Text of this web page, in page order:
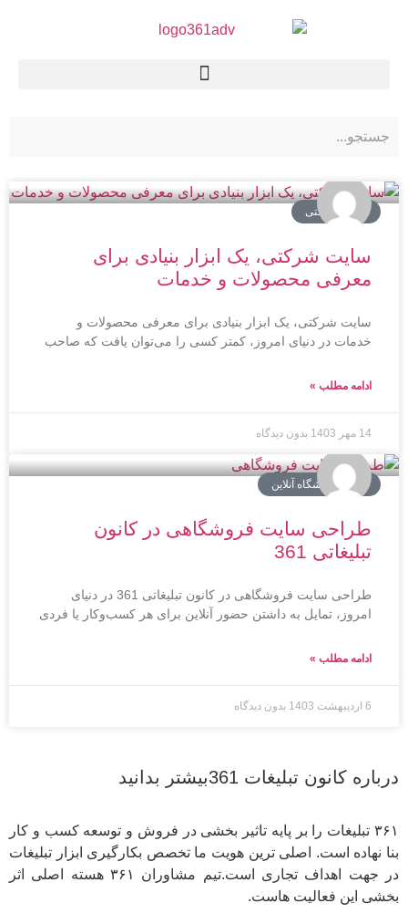
سایت شرکتی
سایت شرکتی، یک ابزار بنیادی برای
معرفی محصولات و خدمات
سایت شرکتی، یک ابزار بنیادی برای معرفی محصولات و
خدمات در دنیای امروز، کمتر کسی را می‌توان یافت که صاحب
ادامه مطلب »
14 مهر 1403 بدون دیدگاه
سایت فروشگاه آنلاین
طراحی سایت فروشگاهی در کانون
تبلیغاتی 361
طراحی سایت فروشگاهی در کانون تبلیغاتی 361 در دنیای
امروز، تمایل به داشتن حضور آنلاین برای هر کسب‌وکار یا فردی
ادامه مطلب »
6 اردیبهشت 1403 بدون دیدگاه
درباره کانون تبلیغات 361بیشتر بدانید
۳۶۱ تبلیغات را بر پایه تاثیر بخشی در فروش و توسعه کسب و کار
بنا نهاده است. اصلی ترین هویت ما تخصص بکارگیری ابزار تبلیغات
در جهت اهداف تجاری است.تیم مشاوران ۳۶۱ هسته اصلی اثر
بخشی این فعالیت هاست.